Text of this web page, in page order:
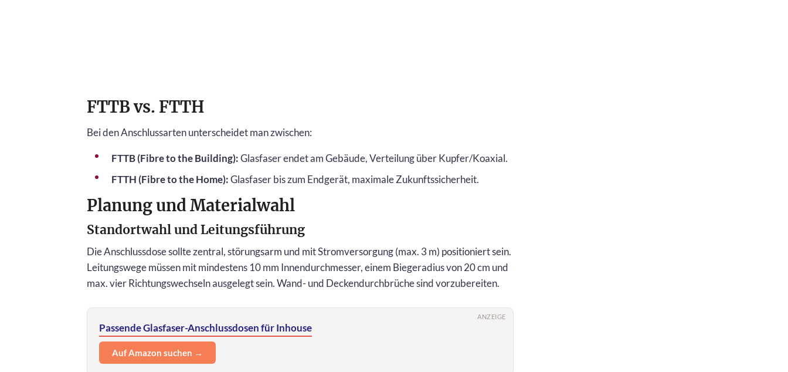
FTTB vs. FTTH
Bei den Anschlussarten unterscheidet man zwischen:
FTTB (Fibre to the Building):Glasfaser endet am Gebäude, Verteilung über Kupfer/Koaxial.
FTTH (Fibre to the Home):Glasfaser bis zum Endgerät, maximale Zukunftssicherheit.
Planung und Materialwahl
Standortwahl und Leitungsführung
Die Anschlussdose sollte zentral, störungsarm und mit Stromversorgung (max. 3 m) positioniert sein.
Leitungswege müssen mit mindestens 10 mm Innendurchmesser, einem Biegeradius von 20 cm und
max. vier Richtungswechseln ausgelegt sein. Wand- und Deckendurchbrüche sind vorzubereiten.
ANZEIGE
Passende Glasfaser-Anschlussdosen für Inhouse
Auf Amazon suchen →